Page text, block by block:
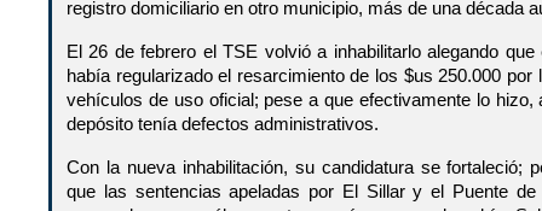
registro domiciliario en otro municipio, más de una década
El 26 de febrero el TSE volvió a inhabilitarlo alegando
había regularizado el resarcimiento de los $us 250.000
vehículos de uso oficial; pese a que efectivamente lo hizo,
depósito tenía defectos administrativos.
Con la nueva inhabilitación, su candidatura se fortaleció;
que las sentencias apeladas por El Sillar y el Puente